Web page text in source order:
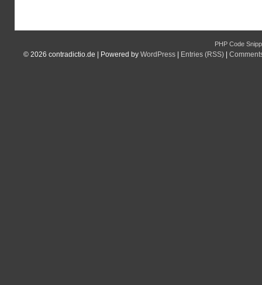
PHP Code
© 2026 contradictio.de | Powered by WordPress | Entries (RSS) |